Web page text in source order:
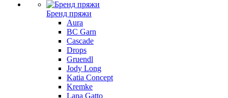
Бренд пряжи
Aura
BC Garn
Cascade
Drops
Gruendl
Jody Long
Katia Concept
Kremke
Lana Gatto